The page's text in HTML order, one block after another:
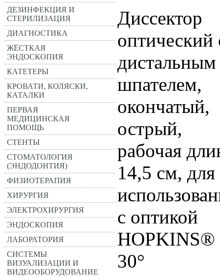
ДЕЗИНФЕКЦИЯ И
СТЕРИЛИЗАЦИЯ
ДИАГНОСТИКА
ЖЁСТКАЯ
ЭНДОСКОПИЯ
КАТЕТЕРЫ
КРОВАТИ, КОЛЯСКИ,
КАТАЛКИ
ПЕРВАЯ
МЕДИЦИНСКАЯ
ПОМОЩЬ
СТЕНТЫ
СТОМАТОЛОГИЯ
(ЭНДОДОНТИЯ)
ФИЗИОТЕРАПИЯ
ХИРУРГИЯ
ЭЛЕКТРОХИРУРГИЯ
ЭНДОСКОПИЯ
ЛАБОРАТОРИЯ
СИСТЕМЫ
ВИЗУАЛИЗАЦИИ И
ВИДЕООБОРУДОВАНИЕ
Диссектор
оптический
дистальным
шпателем,
окончатый,
острый,
рабочая
14,5 см, для
с оптикой
HOPKINS®
30°